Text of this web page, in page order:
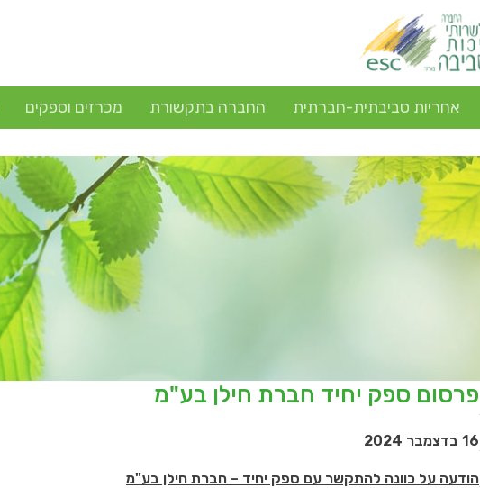
אחריות סביבתית-חברתית החברה בתקשורת מכרזים וספקים
פרסום ספק יחיד חברת חילן בע"מ
16 בדצמבר 2024
הודעה על כוונה להתקשר עם ספק יחיד – חברת חילן בע"מ